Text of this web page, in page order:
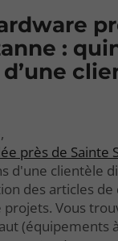
:
près de Sainte
d'une clientèle
des articles de
projets. Vous
(équipements